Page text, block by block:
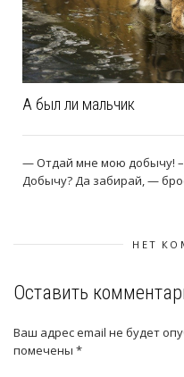
А был ли мальчик
— Отдай мне мою добычу!
Добычу? Да забирай, —
НЕТ
Оставить
Ваш адрес email не будет
помечены *